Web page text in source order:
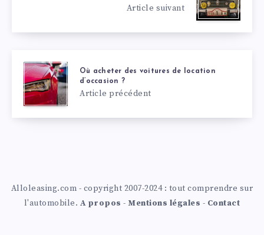
Article suivant
Où acheter des voitures de location
d’occasion ?
Article précédent
Alloleasing.com - copyright 2007-2024 : tout comprendre sur
l'automobile. A propos -Mentions légales - Contact